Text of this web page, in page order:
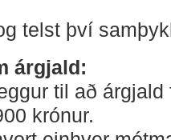
telst því
árgjald:
til að
krónur.